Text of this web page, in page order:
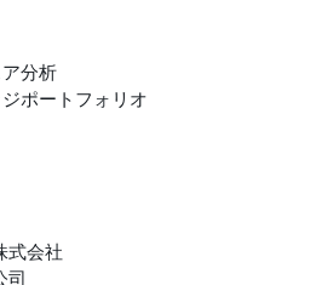
分析
ポートフォリオ
式会社
司